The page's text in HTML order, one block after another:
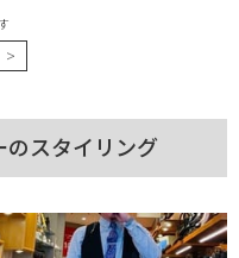
>
のスタイリング